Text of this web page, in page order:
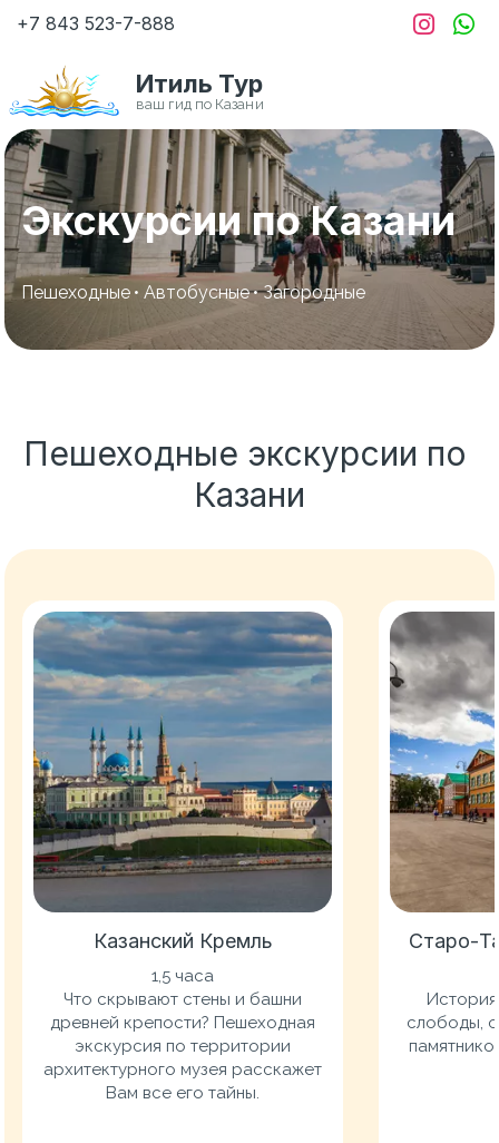
+7 843 523-7-888
Итиль Тур
Экскурсии по Казани
Пешеходные • Автобусные • Загородные
Пешеходные экскурсии по
Казани
Казанский Кремль
1,5 часа
Что скрывают стены и башни
древней крепости? Пешеходная
экскурсия по территории
архитектурного музея расскажет
Вам все его тайны.
Старо-
слободы,